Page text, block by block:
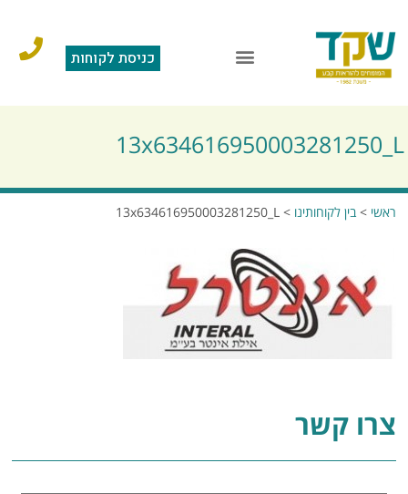
כניסת לקוחות
13x634616950003281250_L
ראשי >בין לקוחותינו >
13x634616950003281250_L
צרו קשר